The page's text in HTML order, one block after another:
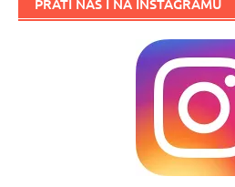
PRATI NAS I NA INSTAGRAMU